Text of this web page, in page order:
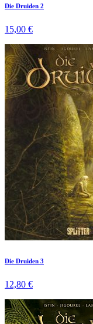
Die Druiden 2
15,00 €
Die Druiden 3
12,80 €